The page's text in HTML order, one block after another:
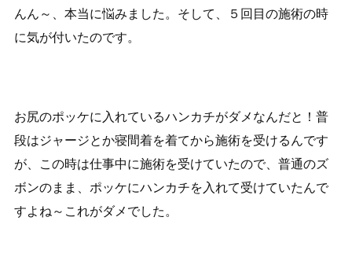
んん～、本当に悩みました。そして、５回目の施術の時
に気が付いたのです。
お尻のポッケに入れているハンカチがダメなんだと！普
段はジャージとか寝間着を着てから施術を受けるんです
が、この時は仕事中に施術を受けていたので、普通のズ
ボンのまま、ポッケにハンカチを入れて受けていたんで
すよね～これがダメでした。